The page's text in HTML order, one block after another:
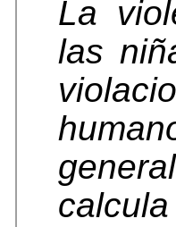
La
las